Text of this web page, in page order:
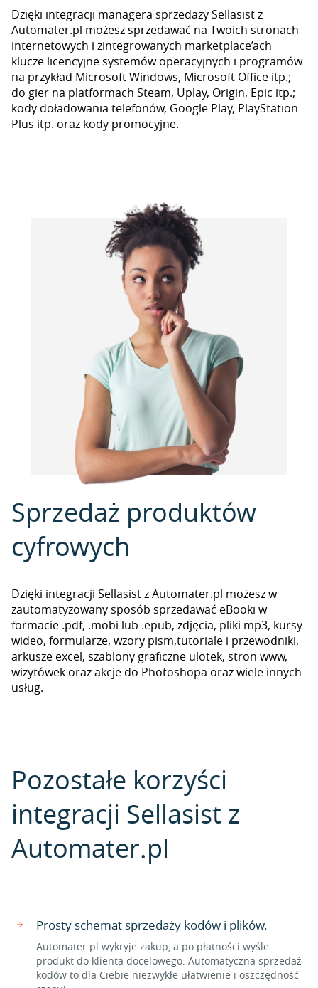
Dzięki integracji managera sprzedaży Sellasist z
Automater.pl możesz sprzedawać na Twoich stronach
internetowych i zintegrowanych marketplace’ach
klucze licencyjne systemów operacyjnych i programów
na przykład Microsoft Windows, Microsoft Office itp.;
do gier na platformach Steam, Uplay, Origin, Epic itp.;
kody doładowania telefonów, Google Play, PlayStation
Plus itp. oraz kody promocyjne.
Sprzedaż produktów
cyfrowych
Dzięki integracji Sellasist z Automater.pl możesz w
zautomatyzowany sposób sprzedawać eBooki w
formacie .pdf, .mobi lub .epub, zdjęcia, pliki mp3, kursy
wideo, formularze, wzory pism,tutoriale i przewodniki,
arkusze excel, szablony graficzne ulotek, stron www,
wizytówek oraz akcje do Photoshopa oraz wiele innych
usług.
Pozostałe korzyści
integracji Sellasist z
Automater.pl
Prosty schemat sprzedaży kodów i plików.
Automater.pl wykryje zakup, a po płatności wyśle
produkt do klienta docelowego. Automatyczna sprzedaż
kodów to dla Ciebie niezwykłe ułatwienie i oszczędność